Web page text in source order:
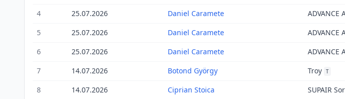
4
25.07.2026 Daniel Caramete ADVANCE
5
25.07.2026 Daniel Caramete ADVANCE
6
25.07.2026 Daniel Caramete ADVANCE
7
14.07.2026 Botond György Troy T
8
14.07.2026 Ciprian Stoica SUPAIR